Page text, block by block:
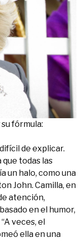
fórmula:
de explicar.
que todas las
un halo, como una
John. Camilla, en
atención,
en el humor,
veces, el
ella en una